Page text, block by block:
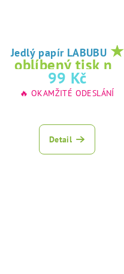
Jedlý papír LABUBU ★
oblíbený tisk na
jedlý papír
99 Kč
🔥 OKAMŽITÉ ODESLÁNÍ
Detail